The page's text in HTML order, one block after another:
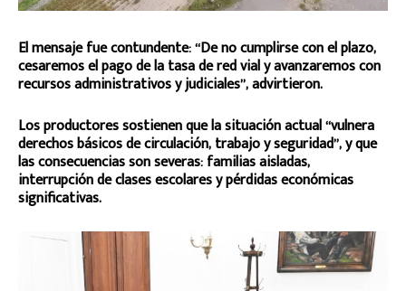
El mensaje fue contundente: “De no cumplirse con el plazo,
cesaremos el pago de la tasa de red vial y avanzaremos con
recursos administrativos y judiciales”, advirtieron.
Los productores sostienen que la situación actual “vulnera
derechos básicos de circulación, trabajo y seguridad”, y que
las consecuencias son severas: familias aisladas,
interrupción de clases escolares y pérdidas económicas
significativas.